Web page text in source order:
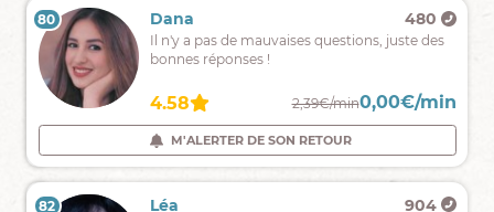
vie
affective
et
79 Zohra
269
Médiumnité,
Flamme
lectures
d'âmes,
avec
ou
sans
5.00 2,60€/min 0,00€/min
M'ALERTER DE SON RETOUR
80 Dana 480
Il n'y a pas de mauvaises questions, juste des
bonnes réponses !
4.58 2,39€/min0,00€/min
M'ALERTER DE SON RETOUR
81 Kalinda
995
82 Léa 904